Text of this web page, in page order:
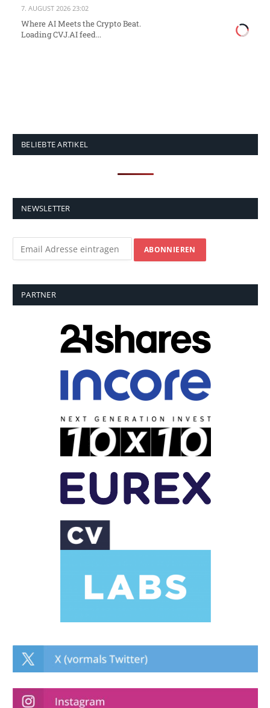
7. AUGUST 2026 23:02
Where AI Meets the Crypto Beat.
Loading CVJ.AI feed...
BELIEBTE ARTIKEL
NEWSLETTER
PARTNER